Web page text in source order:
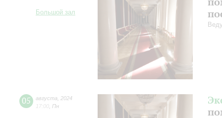
Большой зал
05 августа
2024
17:00 Пн